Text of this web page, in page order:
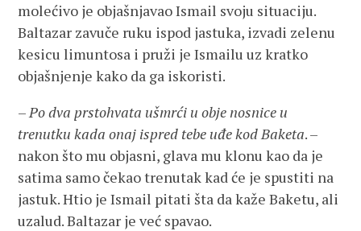
molećivo je objašnjavao Ismail svoju situaciju.
Baltazar zavuče ruku ispod jastuka, izvadi zelenu
kesicu limuntosa i pruži je Ismailu uz kratko
objašnjenje kako da ga iskoristi.
–Po dva prstohvata ušmrći u obje nosnice u
trenutku kada onaj ispred tebe uđe kod Baketa. –
nakon što mu objasni, glava mu klonu kao da je
satima samo čekao trenutak kad će je spustiti na
jastuk. Htio je Ismail pitati šta da kaže Baketu, ali
uzalud. Baltazar je već spavao.